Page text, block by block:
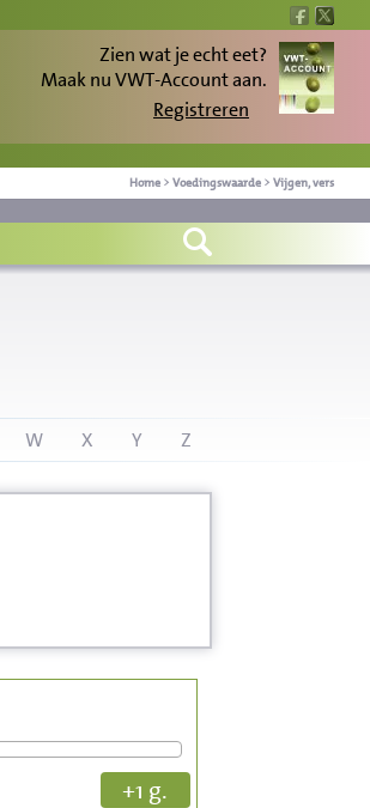
Zien wat je echt eet?
Maak nu VWT-Account aan.
Registreren
Home > Voedingswaarde > Vijgen, vers
W X Y Z
+1 g.